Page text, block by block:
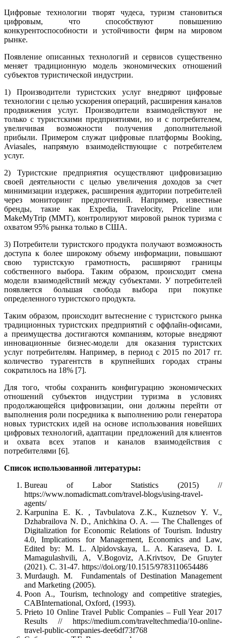
Цифровые технологии творят чудеса, туризм становиться
цифровым, что способствуют повышению
конкурентоспособности и устойчивости фирм на мировом
рынке.
Появление описанных технологий и сервисов существенно
меняет традиционную модель экономических отношений
субъектов туристической индустрии.
1) Производители туристских услуг внедряют цифровые
технологии с целью ускорения операций, расширения каналов
продвижения услуг. Производители взаимодействуют не
только с туристскими предприятиями, но и с потребителем,
увеличивая возможности получения дополнительной
прибыли. Примером служат цифровые платформы Booking,
Aviasales, напрямую взаимодействующие с потребителем
услуг.
2) Туристские предприятия осуществляют цифровизацию
своей деятельности с целью увеличения доходов за счет
минимизации издержек, расширения аудитории потребителей
через мониторинг предпочтений. Например, известные
бренды, такие как Expedia, Travelocity, Priceline или
MakeMyTrip (MMT), контролируют мировой рынок туризма с
охватом 95% рынка только в США.
3) Потребители туристского продукта получают возможность
доступа к более широкому объему информации, повышают
свою туристскую грамотность, расширяют границы
собственного выбора. Таким образом, происходит смена
модели взаимодействий между субъектами. У потребителей
появляется большая свобода выбора при покупке
определенного туристского продукта.
Таким образом, происходит вытеснение с туристского рынка
традиционных туристских предприятий с оффлайн-офисами,
а преимущества достигаются компаниям, которые внедряют
инновационные бизнес-модели для оказания туристских
услуг потребителям. Например, в период с 2015 по 2017 гг.
количество турагентств в крупнейших городах страны
сократилось на 18% [7].
Для того, чтобы сохранить конфигурацию экономических
отношений субъектов индустрии туризма в условиях
продолжающейся цифровизации, они должны перейти от
выполнения роли посредника к выполнению роли генератора
новых туристских идей на основе использования новейших
цифровых технологий, адаптации предложений для клиентов
и охвата всех этапов и каналов взаимодействия с
потребителями [6].
Список использованной литературы:
Bureau of Labor Statistics (2015) //
https://www.nomadicmatt.com/travel-blogs/using-travel-
agents/
Karpunina E. K. , Tavbulatova Z.K., Kuznetsov Y. V.,
Dzhabrailova N. D., Anichkina O. A. — The Challenges of
Digitalization for Economic Relations of Tourism. Industry
4.0, Implications for Management, Economics and Law,
Edited by: M. L. Alpidovskaya, L. A. Karaseva, D. I.
Mamagulashvili, A, V.Bogoviz, A.Krivtsov, De Gruyter
(2021). С. 31-47. https://doi.org/10.1515/9783110654486
Murdaugh. M. Fundamentals of Destination Management
and Marketing (2005).
Poon A., Tourism, technology and competitive strategies,
CABInternational, Oxford, (1993).
Prieto 10 Online Travel Public Companies – Full Year 2017
Results // https://medium.com/traveltechmedia/10-online-
travel-public-companies-dee6df73f768